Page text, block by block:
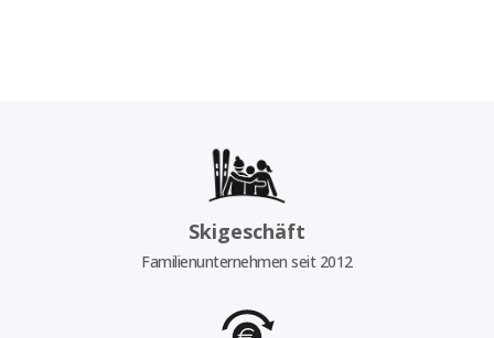
Skigeschäft
Familienunternehmen seit 2012